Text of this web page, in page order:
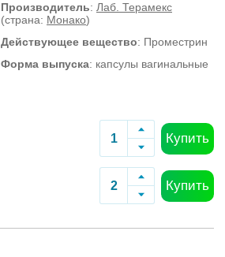
Производитель: Лаб. Терамекс
(страна: Монако)
Действующее вещество: Проместрин
Форма выпуска: капсулы вагинальные
Купить
Купить